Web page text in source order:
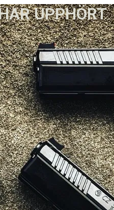
UPPHÖRT